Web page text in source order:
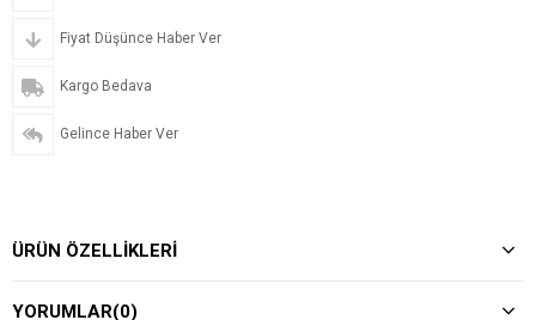
Fiyat Düşünce Haber Ver
Kargo Bedava
Gelince Haber Ver
ÜRÜN ÖZELLIKLERI
YORUMLAR(0)